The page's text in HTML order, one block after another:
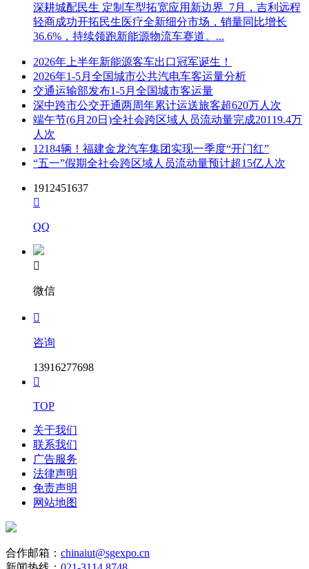
深耕城配民生 定制车型拓宽应用新边界 7月，吉利远程
轻商成功开拓民生医疗全新细分市场，销量同比增长
36.6%，持续领跑新能源物流车赛道。...
2026年上半年新能源客车出口冠军诞生！
2026年1-5月全国城市公共汽电车客运量分析
交通运输部发布1-5月全国城市客运量
深中跨市公交开通两周年累计运送旅客超620万人次
端午节(6月20日)全社会跨区域人员流动量完成20119.4万
人次
12184辆！福建金龙汽车集团实现一季度“开门红”
“五一”假期全社会跨区域人员流动量预计超15亿人次
1912451637

QQ

微信

咨询
13916277698

TOP
关于我们
联系我们
广告服务
法律声明
免责声明
网站地图
合作邮箱： chinaiut@sgexpo.cn